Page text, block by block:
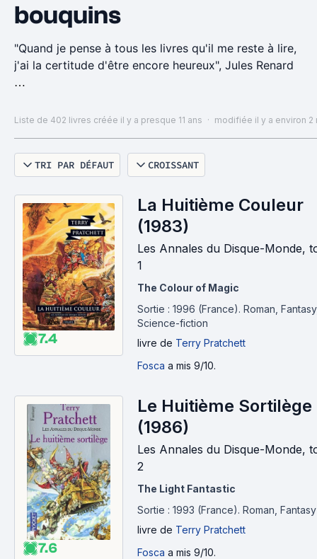
bouquins
"Quand je pense à tous les livres qu'il me reste à lire,
j'ai la certitude d'être encore heureux", Jules Renard
mon 45m2. Bon nombre n'ont pas encore été lus et
choisis mon prochain livre parmi tous ceux que j'ai
emmagasiné...
Liste de 402 livres créée il y a presque 11 ans · modifiée il y a environ 2
TRI PAR DÉFAUT CROISSANT
7.4
La Huitième Couleur
(1983)
Les Annales du Disque-Monde,
1
The Colour of Magic
Sortie : 1996 (France). Roman,
Science-fiction
livre de Terry Pratchett
Fosca a mis 9/10.
7.6
Le Huitième Sortilège
(1986)
Les Annales du Disque-Monde,
2
The Light Fantastic
Sortie : 1993 (France). Roman, Fantasy
livre de Terry Pratchett
Fosca a mis 9/10.